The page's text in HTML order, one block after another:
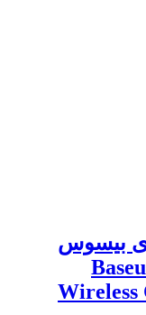
بیسوس
Wireless